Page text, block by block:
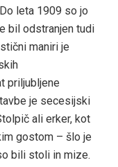
leta 1909 so jo
bil odstranjen tudi
maniri je
priljubljene
je secesijski
ali erker, kot
gostom – šlo je
bili stoli in mize.